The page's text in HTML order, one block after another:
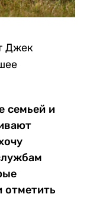
Джек
семьей и
отметить